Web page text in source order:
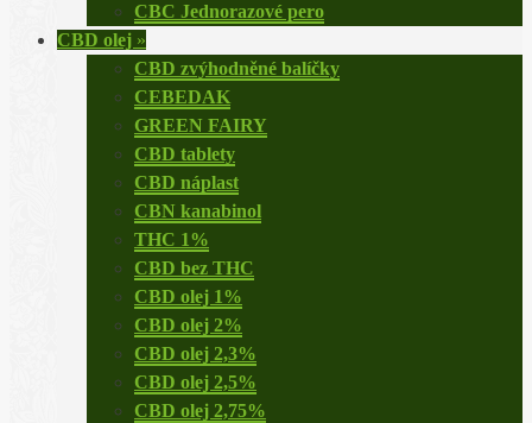
CBC Jednorazové pero
CBD olej »
CBD zvýhodněné balíčky
CEBEDAK
GREEN FAIRY
CBD tablety
CBD náplast
CBN kanabinol
THC 1%
CBD bez THC
CBD olej 1%
CBD olej 2%
CBD olej 2,3%
CBD olej 2,5%
CBD olej 2,75%